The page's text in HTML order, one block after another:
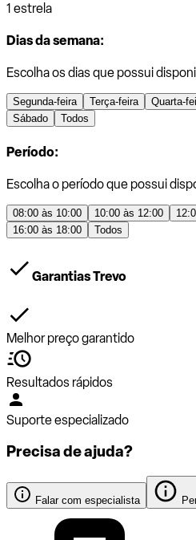
1 estrela
Dias da semana:
Escolha os dias que possui
Segunda-feira Terça-feira Quarta-
Sábado
Todos
Período:
Escolha o período que possui
08:00 às 10:00 10:00 às 12:00
16:00 às 18:00
Todos
Garantias Trevo
Melhor preço garantido
Resultados rápidos
Suporte especializado
Precisa de ajuda?
Falar com especialista